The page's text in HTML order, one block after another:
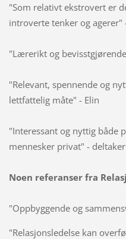
"Som relativt ekstrovert er
introverte tenker og agerer"
"Lærerikt og
"Relevant, spennende og
lettfattelig måte" - Elin
"Interessant og nyttig både
mennesker privat" - deltaker
Noen referanser fra
"Oppbyggende og
"Relasjonsledelse kan